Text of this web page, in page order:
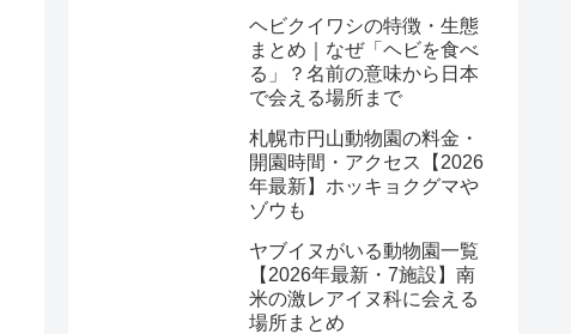
ヘビクイワシの特徴・生態
まとめ｜なぜ「ヘビを食べ
る」？名前の意味から日本
で会える場所まで
札幌市円山動物園の料金・
開園時間・アクセス【2026
年最新】ホッキョクグマや
ゾウも
ヤブイヌがいる動物園一覧
【2026年最新・7施設】南
米の激レアイヌ科に会える
場所まとめ